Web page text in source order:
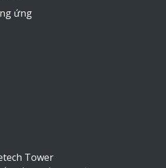
ứng
Tower